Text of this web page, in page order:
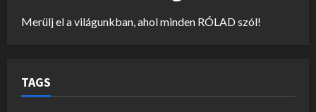
Merülj el a világunkban, ahol minden RÓLAD szól!
TAGS